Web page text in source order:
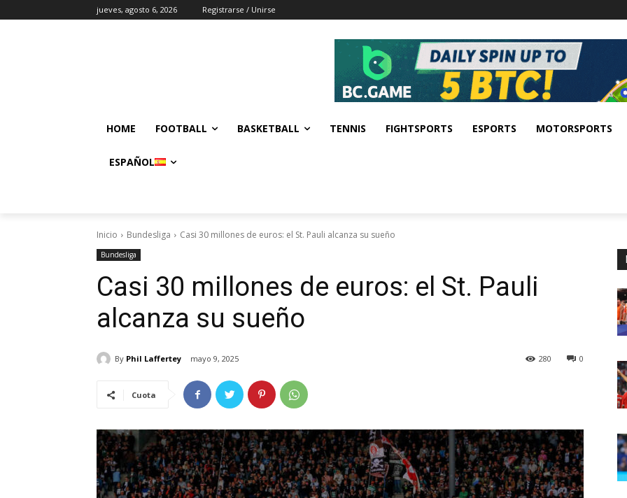
jueves, agosto 6, 2026 Registrarse / Unirse
HOME FOOTBALL BASKETBALL TENNIS FIGHTSPORTS ESPORTS MOTORSPORTS
ESPAÑOL
Inicio Bundesliga Casi 30 millones de euros: el St. Pauli alcanza su sueño
Bundesliga
Casi 30 millones de euros: el St. Pauli
alcanza su sueño
By Phil Laffertey mayo 9, 2025 0
280
Cuota